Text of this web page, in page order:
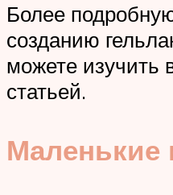
Более
созданию
можете изучить
статьей.